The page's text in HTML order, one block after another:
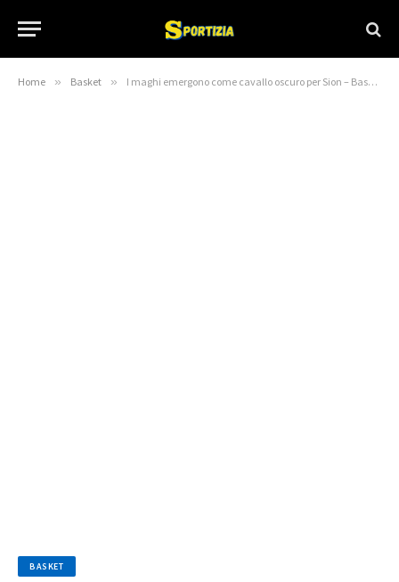
Home » Basket » I maghi emergono come cavallo oscuro per Sion – Basketball Insiders
BASKET